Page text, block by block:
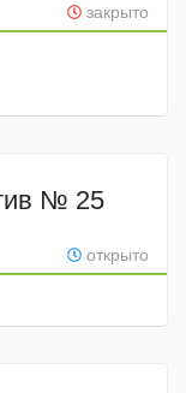
закрыто
№ 25
открыто